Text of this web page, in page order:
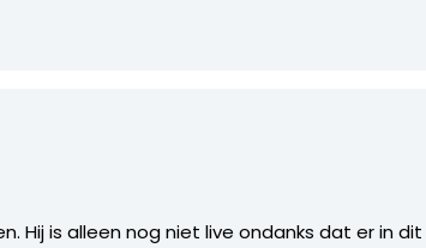
Hij is alleen nog niet live ondanks dat er in